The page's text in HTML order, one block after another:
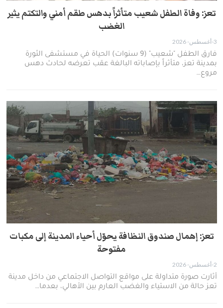
تعز: وفاة الطفل شعيب متأثراً بدهس طقم أمني والتكتم يثير
الغضب
3-أغسطس- 2026
فارق الطفل "شعيب" (9 سنوات) الحياة في مستشفى الثورة
بمدينة تعز، متأثراً بإصاباته البالغة عقب تعرضه لحادث دهس
مروع…
تعز: إهمال صندوق النظافة يحوّل أحياء المدينة إلى مكبات
مفتوحة
2-أغسطس- 2026
أثارت صورة متداولة على مواقع التواصل الاجتماعي من داخل مدينة
تعز حالة من الاستياء والغضب العارم بين الأهالي، بعدما…